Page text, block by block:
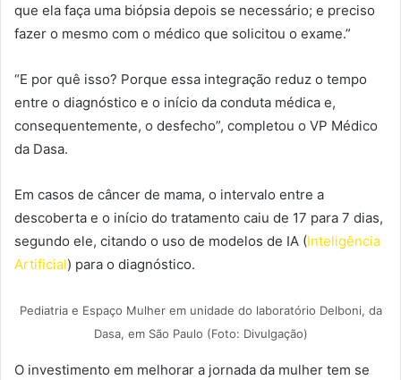
que ela faça uma biópsia depois se necessário; e preciso
fazer o mesmo com o médico que solicitou o exame.”
“E por quê isso? Porque essa integração reduz o tempo
entre o diagnóstico e o início da conduta médica e,
consequentemente, o desfecho”, completou o VP Médico
da Dasa.
Em casos de câncer de mama, o intervalo entre a
descoberta e o início do tratamento caiu de 17 para 7 dias,
segundo ele, citando o uso de modelos de IA (Inteligência
Artificial) para o diagnóstico.
Pediatria e Espaço Mulher em unidade do laboratório Delboni, da
Dasa, em São Paulo (Foto: Divulgação)
O investimento em melhorar a jornada da mulher tem se